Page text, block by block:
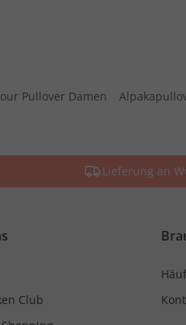
Pullover Damen
Lieferung an
Club